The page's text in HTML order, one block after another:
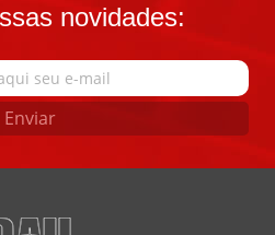
novidades:
Enviar